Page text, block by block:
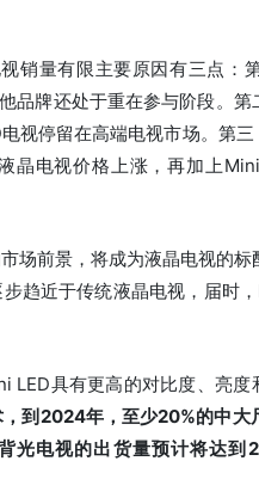
销量有限主要原因有三点：
品牌还处于重在参与阶段。
视停留在高端电视市场。第
晶电视价格上涨，再加上
场前景，将成为液晶电视的
趋近于传统液晶电视，届时
LED具有更高的对比度、亮
到2024年，至少20%的中大
光电视的出货量预计将达到